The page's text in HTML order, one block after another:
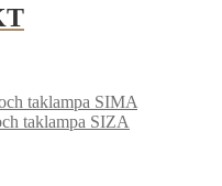
taklampa SIMA
taklampa SIZA